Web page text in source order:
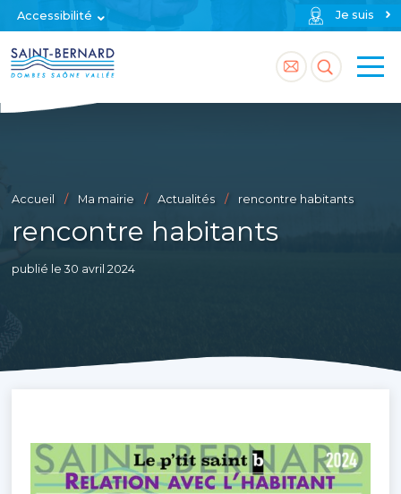
Accessibilité Je suis
Accéder
à
contact
Accéder
à
Accueil Ma mairie Actualités rencontre habitants
rencontre habitants
publié le 30 avril 2024